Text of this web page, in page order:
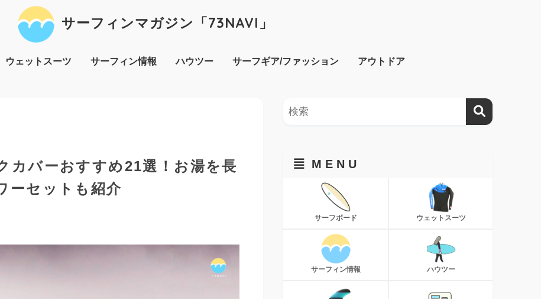
サーフィンマガジン「73NAVI」
ウェットスーツ サーフィン情報 ハウツー サーフギア/ファッション アウトドア
カバーおすすめ21選！お湯を長
ーセットも紹介
M E N U
サーフボード ウェットスーツ
サーフィン情報 ハウツー